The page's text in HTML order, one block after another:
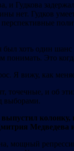
Гудкова
нет. Гудков
хоть один
Это
Я вижу, как
точечные, и об
выборами.
колонку,
Медведева
мощный